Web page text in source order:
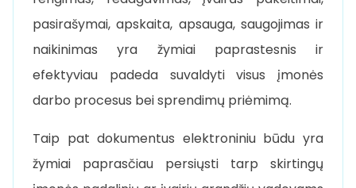
pasirašymai, apskaita, apsauga, saugojimas ir
naikinimas yra žymiai paprastesnis ir
efektyviau padeda suvaldyti visus įmonės
darbo procesus bei sprendimų priėmimą.
Taip pat dokumentus elektroniniu būdu yra
žymiai paprasčiau persiųsti tarp skirtingų